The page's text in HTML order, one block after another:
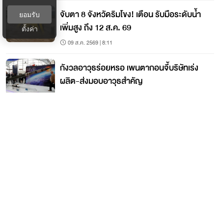
จับตา 8 จังหวัดริมโขง! เตือน รับมือระดับน้ำ
เพิ่มสูง ถึง 12 ส.ค. 69
09 ส.ค. 2569 | 8:11
กังวลอาวุธร่อยหรอ เพนตากอนจี้บริษัทเร่ง
ผลิต-ส่งมอบอาวุธสำคัญ
ยอมรับ
ตั้งค่า